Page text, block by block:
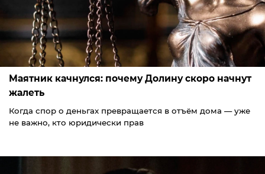
Маятник качнулся: почему Долину скоро начнут
жалеть
Когда спор о деньгах превращается в отъём дома — уже
не важно, кто юридически прав